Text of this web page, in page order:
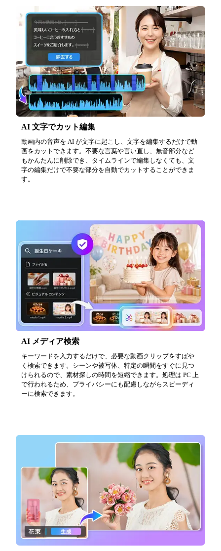
AI 文字でカット編集
動画内の音声を AI が文字に起こし、文字を編集するだけで動
画をカットできます。不要な言葉や言い直し、無音部分など
もかんたんに削除でき、タイムラインで編集しなくても、文
字の編集だけで不要な部分を自動でカットすることができま
す。
AI メディア検索
キーワードを入力するだけで、必要な動画クリップをすばや
く検索できます。シーンや被写体、特定の瞬間をすぐに見つ
けられるので、素材探しの時間を短縮できます。処理は PC 上
で行われるため、プライバシーにも配慮しながらスピーディ
ーに検索できます。